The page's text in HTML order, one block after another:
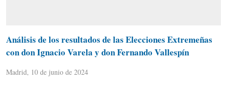
Análisis de los resultados de las Elecciones Extremeñas
con don Ignacio Varela y don Fernando Vallespín
Madrid, 10 de junio de 2024